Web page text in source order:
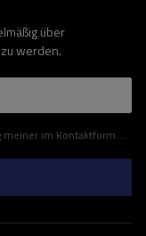
über
werden.
(EU) des Europäischen Parlaments und des Rates zu.